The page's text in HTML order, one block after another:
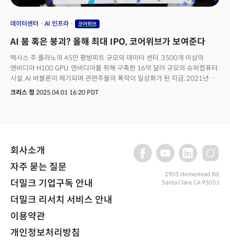
데이터센터 AI 인프라 코어위브
AI 붐 혹은 붕괴? 올해 최대 IPO, 코어위브가 보여준다
텍사스 주 플라노의 45만 평방피트 규모의 데이터 센터. 3500개 이상의
엔비디아 H100 GPU. 엔비디아를 위해 구축한 16억 달러 규모의 슈퍼컴퓨터
시설. AI 버블론이 제기되며 관련주들의 폭락이 일상화가 된 지금, 2021년
이후 최대 규모의 AI 인프라 기업, 코어위브(CoreWeave, 티커: CRWV)이 3월
크리스 정 2025.04.01 16:20 PDT
회사소개
자주 묻는 질문
더밀크 기업구독 안내
더밀크 리서치 서비스 안내
이용약관
개인정보처리방침
2905 Homestead Rd,
Santa Clara, CA 95051